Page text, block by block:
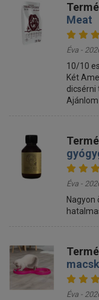
Meat
Éva -
10/10
Két
dicsérni
Éva -
Nagyon
Éva -